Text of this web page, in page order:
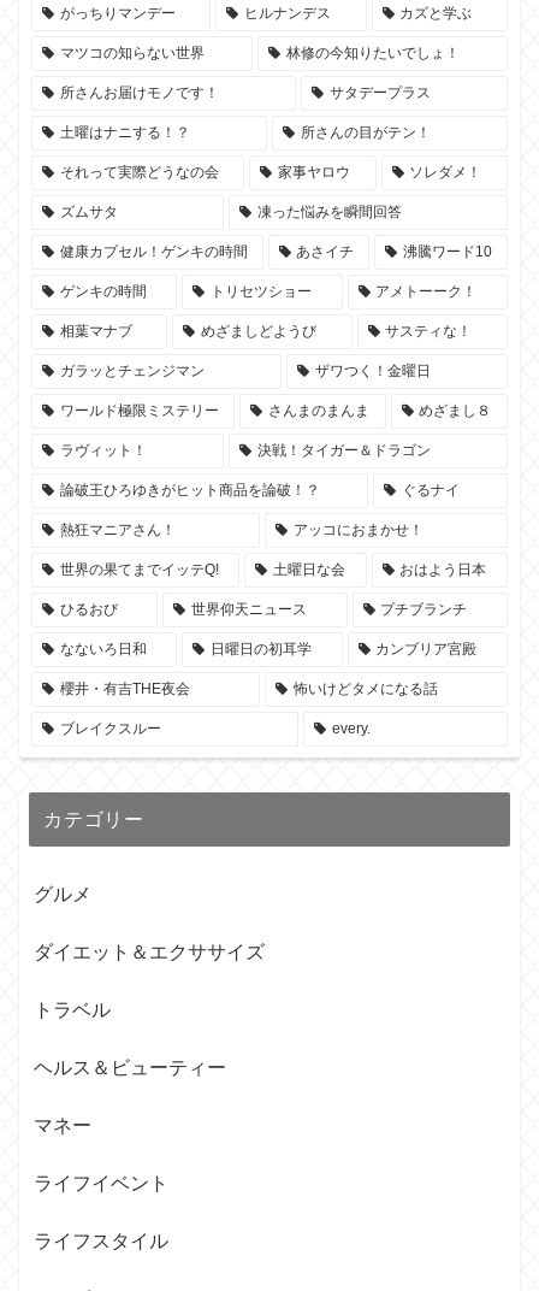
がっちりマンデー ヒルナンデス カズと学ぶ
マツコの知らない世界 林修の今知りたいでしょ！
所さんお届けモノです！ サタデープラス
土曜はナニする！？ 所さんの目がテン！
それって実際どうなの会 家事ヤロウ ソレダメ！
ズムサタ 凍った悩みを瞬間回答
健康カプセル！ゲンキの時間 あさイチ 沸騰ワード10
ゲンキの時間 トリセツショー アメトーーク！
相葉マナブ めざましどようび サスティな！
ガラッとチェンジマン ザワつく！金曜日
ワールド極限ミステリー さんまのまんま めざまし８
ラヴィット！ 決戦！タイガー＆ドラゴン
論破王ひろゆきがヒット商品を論破！？ ぐるナイ
熱狂マニアさん！ アッコにおまかせ！
世界の果てまでイッテQ! 土曜日な会 おはよう日本
ひるおび 世界仰天ニュース プチブランチ
なないろ日和 日曜日の初耳学 カンブリア宮殿
櫻井・有吉THE夜会 怖いけどタメになる話
ブレイクスルー every.
カテゴリー
グルメ
ダイエット＆エクササイズ
トラベル
ヘルス＆ビューティー
マネー
ライフイベント
ライフスタイル